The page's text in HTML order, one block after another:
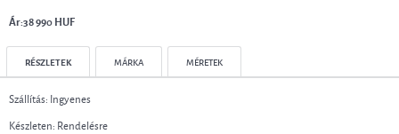
Ár:38 990 HUF
RÉSZLETEK MÁRKA MÉRETEK
Szállítás: Ingyenes
Készleten: Rendelésre